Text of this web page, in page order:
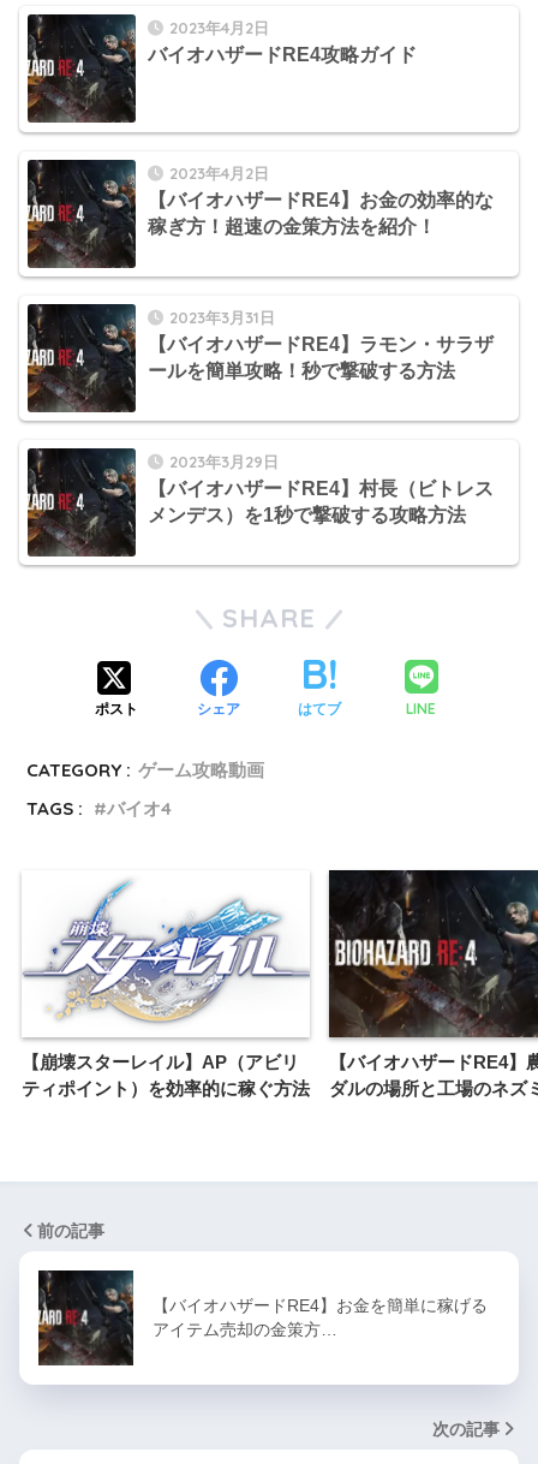
2023年4月2日
バイオハザードRE4攻略ガイド
2023年4月2日
【バイオハザードRE4】お金の効率的な
稼ぎ方！超速の金策方法を紹介！
2023年3月31日
【バイオハザードRE4】ラモン・サラザ
ールを簡単攻略！秒で撃破する方法
2023年3月29日
【バイオハザードRE4】村長（ビトレス
メンデス）を1秒で撃破する攻略方法
SHARE
ポスト シェア はてブ LINE
CATEGORY : ゲーム攻略動画
TAGS :
バイオ4
【崩壊スターレイル】AP（アビリ
ティポイント）を効率的に稼ぐ方法
【バイオハザードRE4】
ダルの場所と工場のネズ
前の記事
【バイオハザードRE4】お金を簡単に稼げる
アイテム売却の金策方…
次の記事